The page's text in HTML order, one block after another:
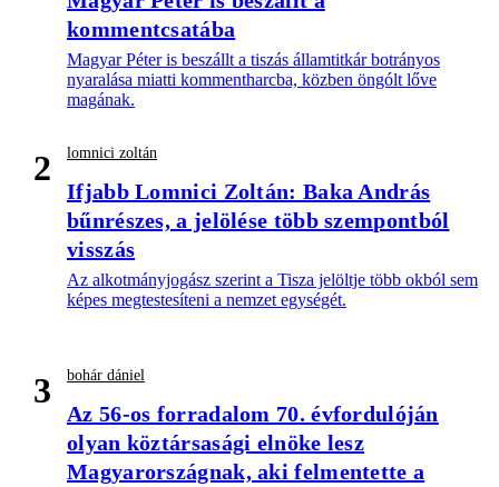
kommentcsatába
Magyar Péter is beszállt a tiszás államtitkár botrányos
nyaralása miatti kommentharcba, közben öngólt lőve
magának.
2 lomnici zoltán
Ifjabb Lomnici Zoltán: Baka András
bűnrészes, a jelölése több szempontból
visszás
Az alkotmányjogász szerint a Tisza jelöltje több okból sem
képes megtestesíteni a nemzet egységét.
3 bohár dániel
Az 56-os forradalom 70. évfordulóján
olyan köztársasági elnöke lesz
Magyarországnak, aki felmentette a